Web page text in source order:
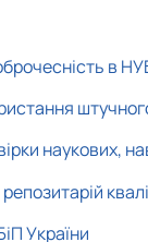
в
наукових,
України